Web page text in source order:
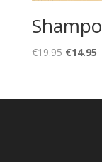
€19.95
€19.95.
€14.95